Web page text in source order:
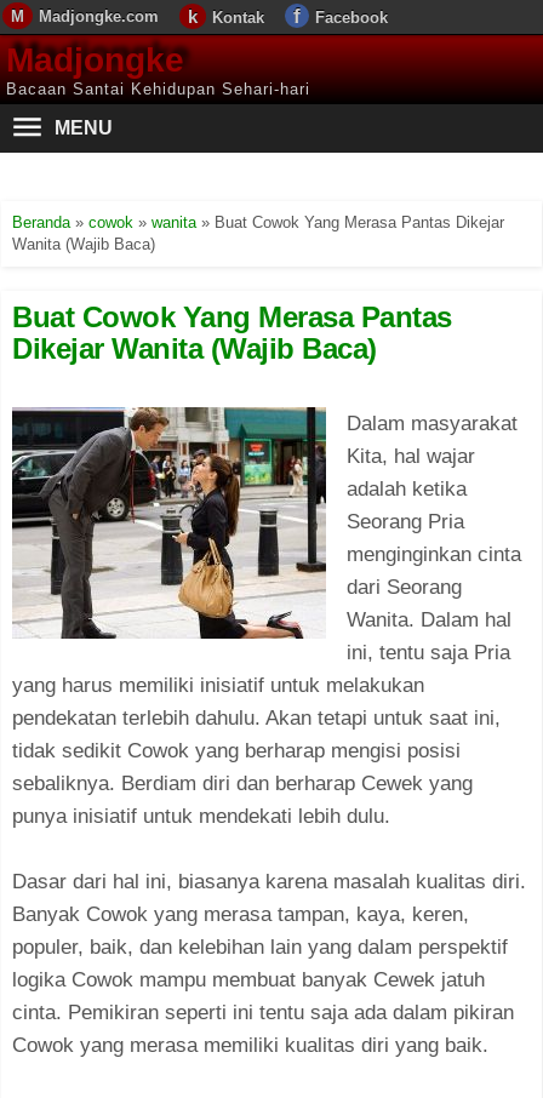
Madjongke.com Kontak Facebook
Madjongke
Bacaan Santai Kehidupan Sehari-hari
MENU
Beranda» cowok » wanita» Buat Cowok Yang Merasa Pantas Dikejar
Wanita (Wajib Baca)
Buat Cowok Yang Merasa Pantas
Dikejar Wanita (Wajib Baca)
Dalam masyarakat
Kita, hal wajar
adalah ketika
Seorang Pria
menginginkan cinta
dari Seorang
Wanita. Dalam hal
ini, tentu saja Pria
yang harus memiliki inisiatif untuk melakukan
pendekatan terlebih dahulu. Akan tetapi untuk saat ini,
tidak sedikit Cowok yang berharap mengisi posisi
sebaliknya. Berdiam diri dan berharap Cewek yang
punya inisiatif untuk mendekati lebih dulu.
Dasar dari hal ini, biasanya karena masalah kualitas diri.
Banyak Cowok yang merasa tampan, kaya, keren,
populer, baik, dan kelebihan lain yang dalam perspektif
logika Cowok mampu membuat banyak Cewek jatuh
cinta. Pemikiran seperti ini tentu saja ada dalam pikiran
Cowok yang merasa memiliki kualitas diri yang baik.